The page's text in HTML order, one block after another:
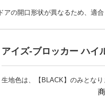
の開口形状が異なるため、適合
アイズ-ブロッカー ハイ
生地色は、【BLACK】のみとなり